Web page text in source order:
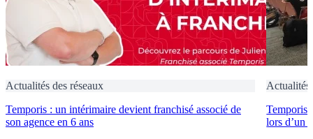
Actualités des réseaux
Temporis : un intérimaire devient franchisé associé de
son agence en 6 ans
Actualités
Temporis
lors d’un